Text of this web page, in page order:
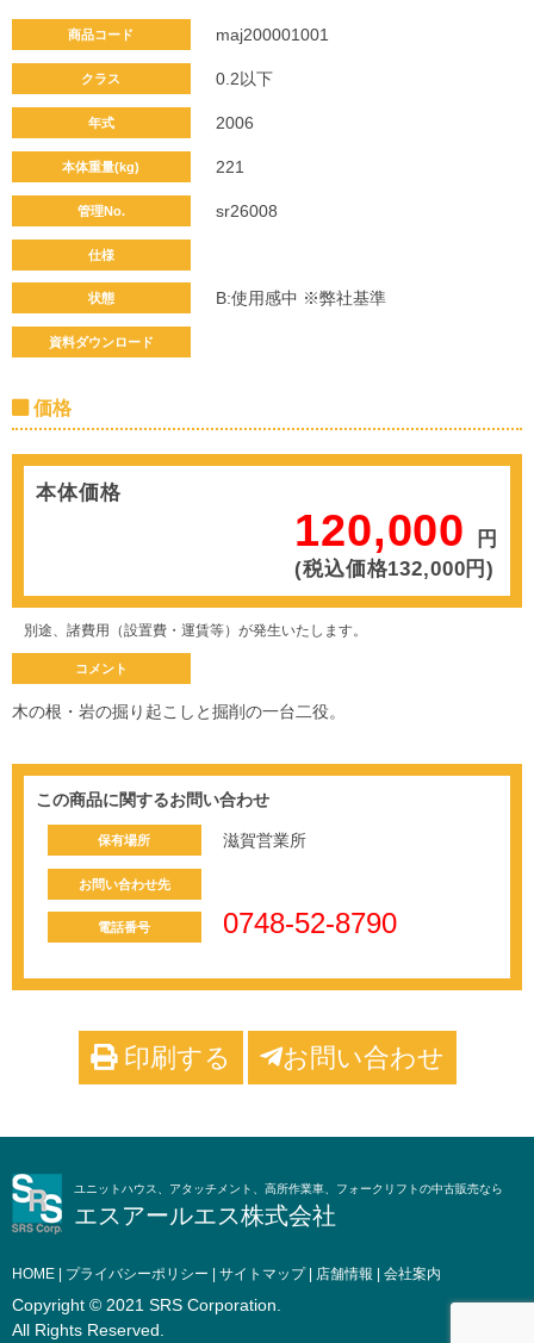
商品コード maj200001001
クラス 0.2以下
年式 2006
本体重量(kg) 221
管理No. sr26008
仕様
状態 B:使用感中 ※弊社基準
資料ダウンロード
価格
本体価格
120,000
円
(税込価格132,000円)
別途、諸費用（設置費・運賃等）が発生いたします。
コメント
木の根・岩の掘り起こしと掘削の一台二役。
この商品に関するお問い合わせ
保有場所 滋賀営業所
お問い合わせ先
電話番号 0748-52-8790
印刷する お問い合わせ
ユニットハウス、アタッチメント、高所作業車、フォークリフトの中古販売なら
エスアールエス株式会社
HOME プライバシーポリシー サイトマップ| 店舗情報 会社案内
Copyright © 2021 SRS Corporation.
All Rights Reserved.